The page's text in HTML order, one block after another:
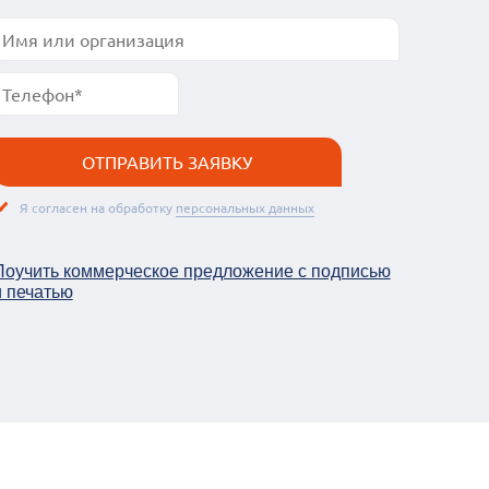
Я согласен на обработку персональных данных
коммерческое предложение c подписью
печатью